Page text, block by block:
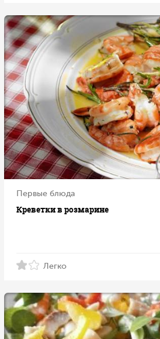
Первые блюда
Креветки в розмарине
Легко